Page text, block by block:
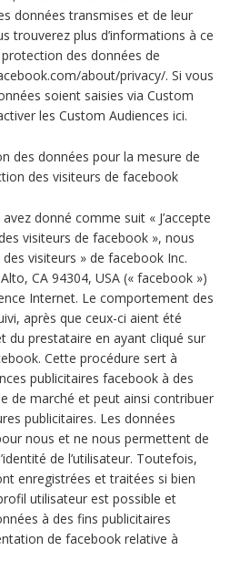
données transmises et de leur
trouverez plus d’informations à ce
des données de
about/privacy/. Si vous
soient saisies via Custom
les Custom Audiences ici.
des données pour la mesure de
des visiteurs de facebook
donné comme suit « J’accepte
visiteurs de facebook », nous
visiteurs » de facebook Inc.
CA 94304, USA (« facebook »)
Internet. Le comportement des
après que ceux-ci aient été
du prestataire en ayant cliqué sur
Cette procédure sert à
publicitaires facebook à des
de marché et peut ainsi contribuer
publicitaires. Les données
nous et ne nous permettent de
de l’utilisateur. Toutefois,
enregistrées et traitées si bien
utilisateur est possible et
à des fins publicitaires
de facebook relative à